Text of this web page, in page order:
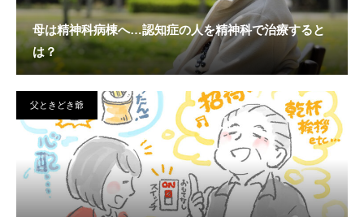
母は精神科病棟へ…認知症の人を精神科で治療すると
は？
父ときどき爺